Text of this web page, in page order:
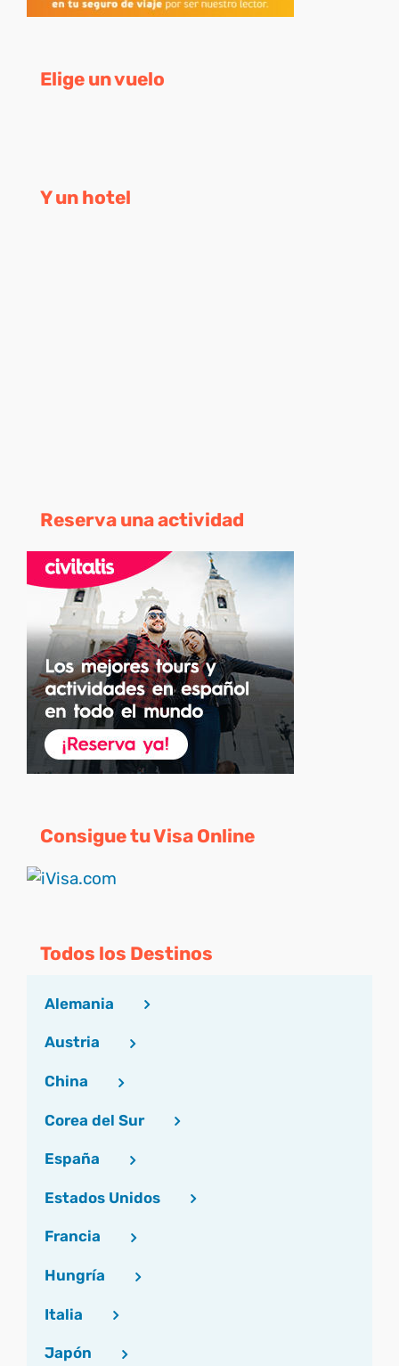
Elige un vuelo
Y un hotel
Reserva una actividad
Consigue tu Visa Online
Todos los Destinos
Alemania
Austria
China
Corea del Sur
España
Estados Unidos
Francia
Hungría
Italia
Japón